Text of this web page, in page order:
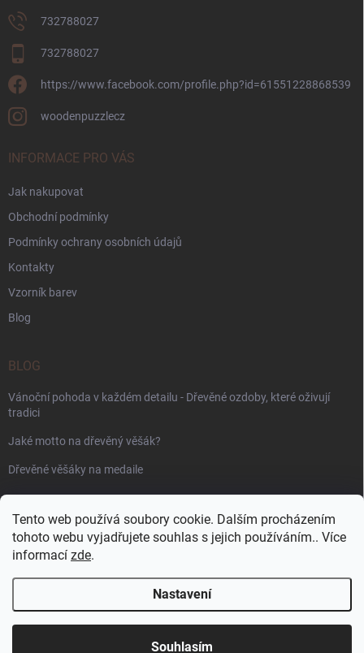
Tento web používá soubory cookie. Dalším procházením
tohoto webu vyjadřujete souhlas s jejich používáním.. Více
informací zde.
Nastavení
Souhlasím
732788027
732788027
https://www.facebook.com/profile.php?id=61551228868539
woodenpuzzlecz
INFORMACE PRO VÁS
Jak nakupovat
Obchodní podmínky
Podmínky ochrany osobních údajů
Kontakty
Vzorník barev
Blog
BLOG
Vánoční pohoda v každém detailu - Dřevěné ozdoby, které oživují
tradici
Jaké motto na dřevěný věšák?
Dřevěné věšáky na medaile
PŘIJÍMÁME ONLINE PLATBY
WoodenPuzzle.cz . Všechna práva vyhrazena.